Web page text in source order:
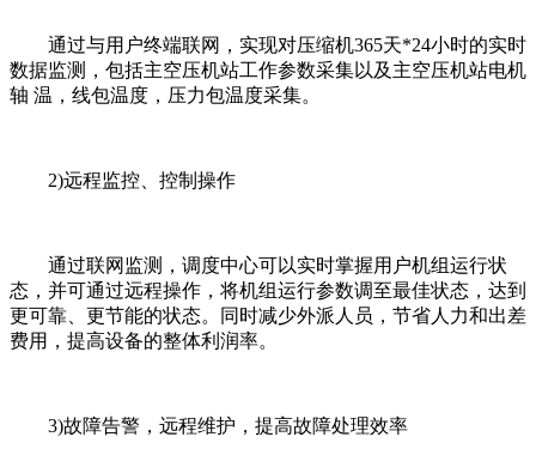
通过与用户终端联网，实现对压缩机365天*24小时的实时
数据监测，包括主空压机站工作参数采集以及主空压机站电机
轴 温，线包温度，压力包温度采集。
2)远程监控、控制操作
通过联网监测，调度中心可以实时掌握用户机组运行状
态，并可通过远程操作，将机组运行参数调至最佳状态，达到
更可靠、更节能的状态。同时减少外派人员，节省人力和出差
费用，提高设备的整体利润率。
3)故障告警，远程维护，提高故障处理效率